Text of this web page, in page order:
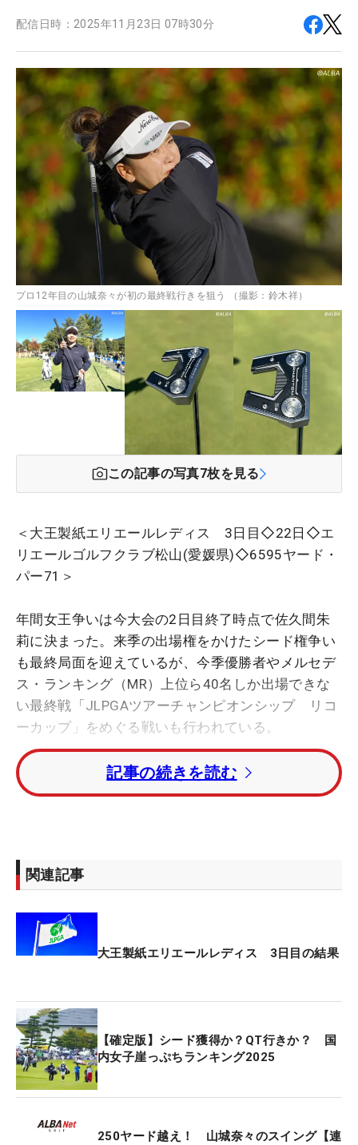
配信日時： 2025年11月23日 07時30分
プロ12年目の山城奈々が初の最終戦行きを狙う （撮影：鈴木祥）
この記事の写真7枚を見る
＜大王製紙エリエールレディス 3日目◇22日◇エ
リエールゴルフクラブ松山(愛媛県)◇6595ヤード・
パー71＞
年間女王争いは今大会の2日目終了時点で佐久間朱
莉に決まった。来季の出場権をかけたシード権争い
も最終局面を迎えているが、今季優勝者やメルセデ
ス・ランキング（MR）上位ら40名しか出場できな
い最終戦「JLPGAツアーチャンピオンシップ リコ
ーカップ」をめぐる戦いも行われている。
優勝者や世界ランキング50位以内のエントリー状況
から、現時点のMRのボーダーラインとされるのは
ライス。15歩あった」というロングパットをねじ込
んでバーディフィニッシュ。首位と6打差のトータ
ングでは1つ上がっている。
ーディパットはあしたにつながると思う。（穴井）
詩さんに、『おのれが頑張れ』といわれたので、自
分が頑張るしかないです。自分のベストを尽くすだ
け。そしたら結果はちゃんとついてくるはず」。今
大会で上位に入って最終戦の切符をつかむ構えだ。
記事の続きを読む
関連記事
大王製紙エリエールレディス 3日目の結果
【確定版】シード獲得か？QT行きか？ 国
内女子崖っぷちランキング2025
250ヤード越え！ 山城奈々のスイング【連